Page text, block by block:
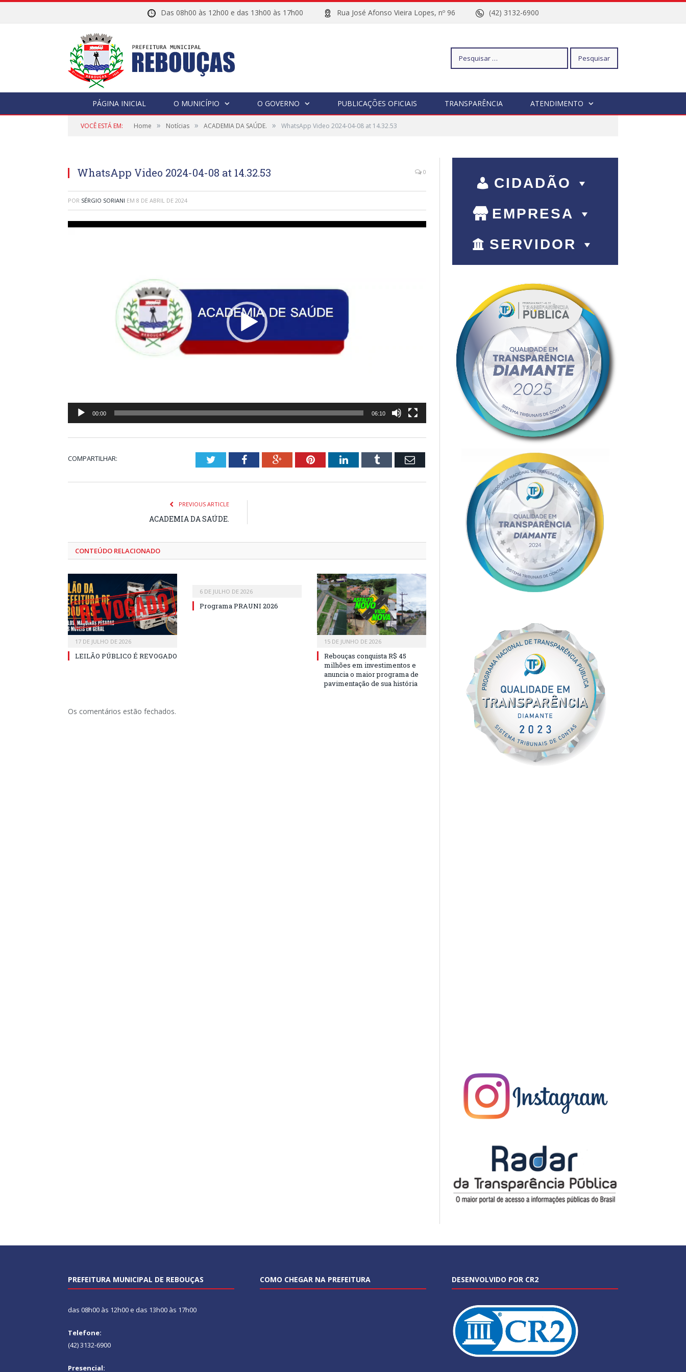
Das 08h00 às 12h00 e das 13h00 às 17h00 Rua José Afonso Vieira Lopes, nº 96 (42) 3132-6900
Pesquisar
PÁGINA INICIAL O MUNICÍPIO O GOVERNO PUBLICAÇÕES OFICIAIS TRANSPARÊNCIA ATENDIMENTO
VOCÊ ESTÁ EM: Home » Notícias » ACADEMIA DA SAÚDE. » WhatsApp Video 2024-04-08 at 14.32.53
WhatsApp Video 2024-04-08 at 14.32.53 0
POR SÉRGIO SORIANI EM 8 DE ABRIL DE 2024
Tocador
00:00 06:10
COMPARTILHAR: TwitterFacebookGoogle+PinterestLinkedInTumblr Email
PREVIOUS ARTICLE
ACADEMIA DA SAÚDE.
CONTEÚDO RELACIONADO
17 DE JULHO DE 2026
LEILÃO PÚBLICO É REVOGADO
6 DE JULHO DE 2026
Programa PRAUNI 2026
15 DE JUNHO DE 2026
Rebouças conquista R$ 45
milhões em investimentos e
anuncia o maior programa de
pavimentação de sua história
Os comentários estão fechados.
CIDADÃO
EMPRESA
SERVIDOR
PREFEITURA MUNICIPAL DE REBOUÇAS
das 08h00 às 12h00 e das 13h00 às 17h00
Telefone:
(42) 3132-6900
Presencial:
COMO CHEGAR NA PREFEITURA DESENVOLVIDO POR CR2